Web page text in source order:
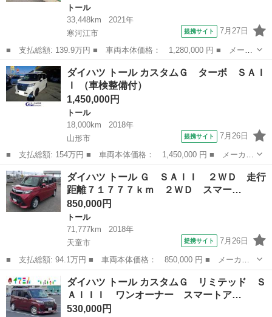
トール
33,448km
2021年
寒河江市
提携サイト 7月27日
■ 支払総額: 139.9万円 ■ 車両本体価格： 1,280,000 円 ■ メーカ
ー名： ダイハツ ■ 車種名： トール ■ グレード名： Ｇター
ボ ２ＷＤ 走行距離３３４４８ｋｍ ２ＷＤ スマートアシスト
カーナビゲ...
山形 寒河江市 トール
ダイハツ トール カスタムＧ ターボ ＳＡＩ
Ｉ （車検整備付）
1,450,000円
トール
18,000km
2018年
山形市
提携サイト 7月26日
■ 支払総額: 154万円 ■ 車両本体価格： 1,450,000 円 ■ メーカー
名： ダイハツ ■ 車種名： トール ■ グレード名： カスタム
Ｇ ターボ ＳＡＩＩ ■ 排気量： 1000cc ■ ドア枚数： 5D ■...
山形 山形市 トール
ダイハツ トール Ｇ ＳＡＩＩ ２ＷＤ 走行
距離７１７７７ｋｍ ２ＷＤ スマー…
850,000円
トール
71,777km
2018年
天童市
提携サイト 7月26日
■ 支払総額: 94.1万円 ■ 車両本体価格： 850,000 円 ■ メーカー
名： ダイハツ ■ 車種名： トール ■ グレード名： Ｇ ＳＡＩ
Ｉ ２ＷＤ 走行距離７１７７７ｋｍ ２ＷＤ スマートアシスト
カーナビゲー...
山形 天童市 トール
ダイハツ トール カスタムＧ リミテッド Ｓ
ＡＩＩＩ ワンオーナー スマートア…
530,000円